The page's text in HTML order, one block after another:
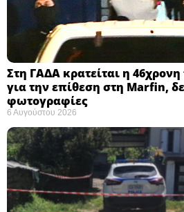
Στη ΓΑΔΑ κρατείται η
για την επίθεση στη Marfin,
φωτογραφίες
6 Αυγούστου 2026